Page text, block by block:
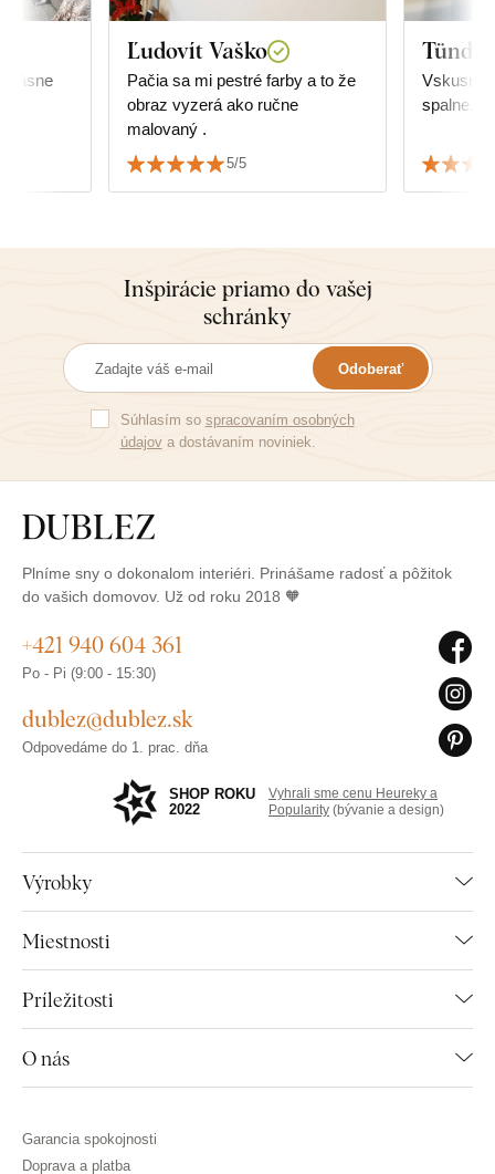
Ľudovít Vaško
Pačia sa mi pestré farby a to že
obraz vyzerá ako ručne
malovaný .
5/5
Tünde
Vskusné,
spalne.
Inšpirácie priamo do vašej
schránky
Odoberať
Súhlasím so spracovaním osobných
údajova dostávaním noviniek.
Plníme sny o dokonalom interiéri. Prinášame radosť a pôžitok
do vašich domovov. Už od roku 2018 🧡
Výrobky
Miestnosti
Príležitosti
O nás
+421 940 604 361
Po - Pi (9:00 - 15:30)
dublez@dublez.sk
Odpovedáme do 1. prac. dňa
SHOP ROKU
2022
Vyhrali sme cenu Heureky a
Popularity (bývanie a design)
Garancia spokojnosti
Doprava a platba